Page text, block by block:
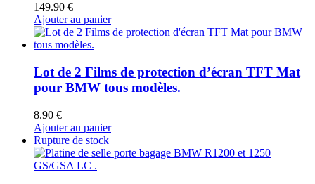
sur
du
produit
149.90 €
Ajouter au panier
Lot de 2 Films de protection d’écran TFT Mat
pour BMW tous modèles.
8.90 €
Ajouter au panier
Rupture de stock